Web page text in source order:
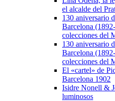
el alcalde del
130 aniversario
Barcelona
colecciones del
130 aniversario
Barcelona
colecciones del
El «cartel» de
Barcelona 1902
Isidre Nonell &
luminosos